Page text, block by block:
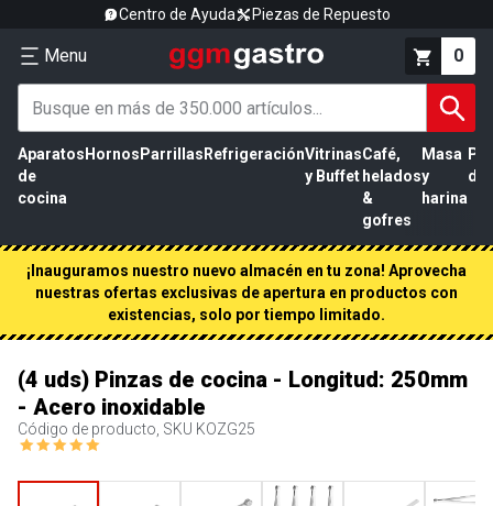
Centro de Ayuda Piezas de Repuesto
Menu 0
Aparatos
de
cocina
Hornos Parrillas RefrigeraciónVitrinas
y Buffet
Café,
helados
&
gofres
Masa
y
harina
de
¡Inauguramos nuestro nuevo almacén en tu zona! Aprovecha
nuestras ofertas exclusivas de apertura en productos con
existencias, solo por tiempo limitado.
(4 uds) Pinzas de cocina - Longitud: 250mm
- Acero inoxidable
Código de producto, SKU KOZG25